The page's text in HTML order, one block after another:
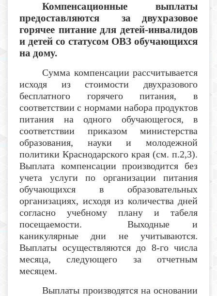
Компенсационные выплаты
предоставляются за двухразовое
горячее питание для детей-инвалидов
и детей со статусом ОВЗ обучающихся
на дому.
Сумма компенсации рассчитывается
исходя из стоимости двухразового
бесплатного горячего питания, в
соответствии с нормами набора продуктов
питания на одного обучающегося, в
соответствии приказом министерства
образования, науки и молодежной
политики Краснодарского края (см. п.2,3).
Выплата компенсации производится без
учета услуги по организации питания
обучающихся в образовательных
организациях, исходя из количества дней
согласно учебному плану и табеля
посещаемости. Выходные и
каникулярные дни не учитываются.
Выплаты осуществляются до 8-го числа
месяца, следующего за отчетным
месяцем.
Выплаты производятся на основании